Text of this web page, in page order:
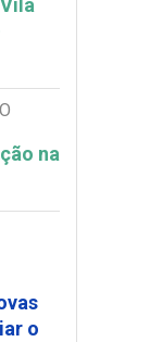
na
o